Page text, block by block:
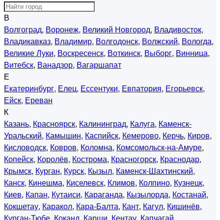
В
Волгоград, Воронеж, Великий Новгород, Владивосток,
Владикавказ, Владимир, Волгодонск, Волжский, Вологда,
Великие Луки, Воскресенск, Воткинск, Выборг, Винница,
Витебск, Ванадзор, Вагаршапат
Е
Екатеринбург, Елец, Ессентуки, Евпатория, Егорьевск,
Ейск, Ереван
К
Казань, Красноярск, Калининград, Калуга, Каменск-
Уральский, Камышин, Каспийск, Кемерово, Керчь, Киров,
Кисловодск, Ковров, Коломна, Комсомольск-на-Амуре,
Копейск, Королёв, Кострома, Красногорск, Краснодар,
Крымск, Курган, Курск, Кызыл, Каменск-Шахтинский,
Канск, Кинешма, Киселевск, Климов, Колпино, Кузнецк,
Киев, Капан, Кутаиси, Караганда, Кызылорда, Костанай,
Кокшетау, Каракол, Кара-Балта, Кант, Кагул, Кишинёв,